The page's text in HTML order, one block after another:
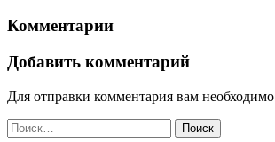
Комментарии
Добавить комментарий
Для отправки комментария вам необходимо
Найти: